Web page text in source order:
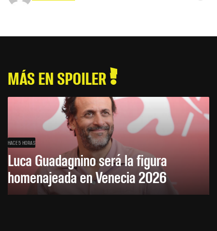
MÁS EN SPOILER
HACE 5 HORAS
Luca Guadagnino será la figura
homenajeada en Venecia 2026